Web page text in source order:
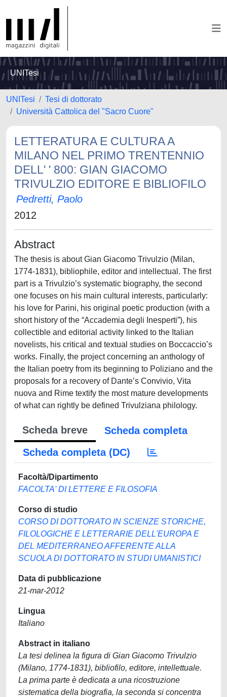
UNITesi
UNITesi
Tesi di dottorato
Università Cattolica del "Sacro Cuore"
LETTERATURA E CULTURA A
MILANO NEL PRIMO TRENTENNIO
DELL' ' 800: GIAN GIACOMO
TRIVULZIO EDITORE E BIBLIOFILO
Pedretti, Paolo
2012
Abstract
The thesis is about Gian Giacomo Trivulzio (Milan,
1774-1831), bibliophile, editor and intellectual. The first
part is a Trivulzio’s systematic biography, the second
one focuses on his main cultural interests, particularly:
his love for Parini, his original poetic production (with a
short history of the “Accademia degli Inesperti”), his
collectible and editorial activity linked to the Italian
novelists, his critical and textual studies on Boccaccio’s
works. Finally, the project concerning an anthology of
the Italian poetry from its beginning to Poliziano and the
proposals for a recovery of Dante’s Convivio, Vita
nuova and Rime textify the most mature developments
of what can rightly be defined Trivulziana philology.
Scheda breve
Scheda completa
Scheda completa (DC)
Facoltà/Dipartimento
FACOLTA' DI LETTERE E FILOSOFIA
Corso di studio
CORSO DI DOTTORATO IN SCIENZE STORICHE,
FILOLOGICHE E LETTERARIE DELL'EUROPA E
DEL MEDITERRANEO AFFERENTE ALLA
SCUOLA DI DOTTORATO IN STUDI UMANISTICI
Data di pubblicazione
21-mar-2012
Lingua
Italiano
Abstract in italiano
La tesi delinea la figura di Gian Giacomo Trivulzio
(Milano, 1774-1831), bibliofilo, editore, intellettuale.
La prima parte è dedicata a una ricostruzione
sistematica della biografia, la seconda si concentra